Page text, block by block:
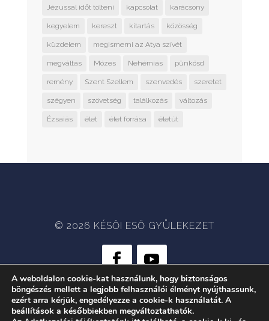
Jézussal időt tölteni kapcsolat karácsony
kegyelem kereszt kitartás közösség
küzdelem megismerni az Atya szívét
megváltás Mózes Nehémiás pünkösd
remény Szent Szellem szenvedés szeretet
szégyen szövetség találkozás változás
Ézsaiás élet élet forrása életút
© 2026 KÉSŐI ESŐ GYÜLEKEZET
WEB: CRÆTIVE.HU| TÁRHELY:
RACKFOREST KFT.
A weboldalon cookie-kat használunk, hogy biztonságos
böngészés mellett a legjobb felhasználói élményt nyújthassunk,
ezért arra kérjük, engedélyezze a cookie-k használatát. A
beállítások a későbbiekben megváltoztathatók.